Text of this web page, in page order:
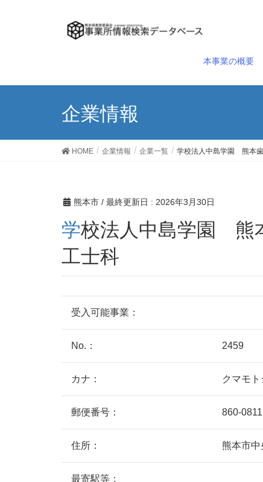
本事業の概要
企業情報
HOME 企業情報 企業一覧 学校法人中島学園 熊本
熊本市 / 最終更新日 : 2026年3月30日
学校法人中島学園 熊本歯科技術専門学校 歯科技
工士科
受入可能事業：
No.： 2459
カナ： クマモ
郵便番号： 860-0811
住所： 熊本市
最寄駅等：